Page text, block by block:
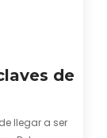
de
llegar a ser